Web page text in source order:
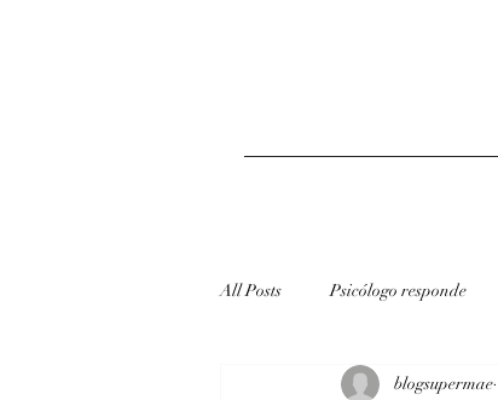
All Posts Psicólogo responde
redes sociais Dicas
blogsupermae